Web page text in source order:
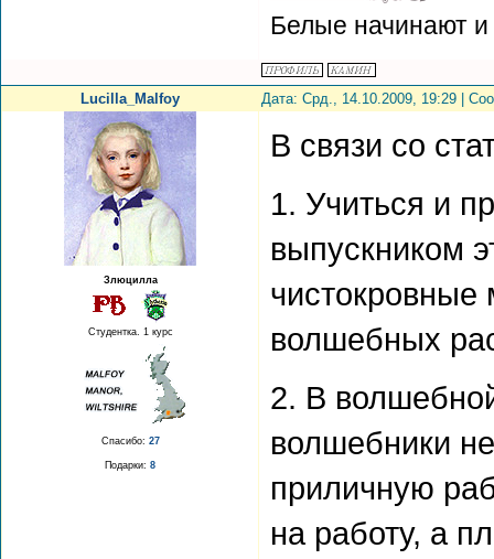
Белые начинают
Lucilla_Malfoy Дата: Срд., 14.10.2009, 19:29 |
Злюцилла
Студентка. 1 курс
Спасибо: 27
Подарки: 8
В связи со
1. Учиться и
выпускником
чистокровные
волшебных
2. В
волшебники
приличную
на работу, а